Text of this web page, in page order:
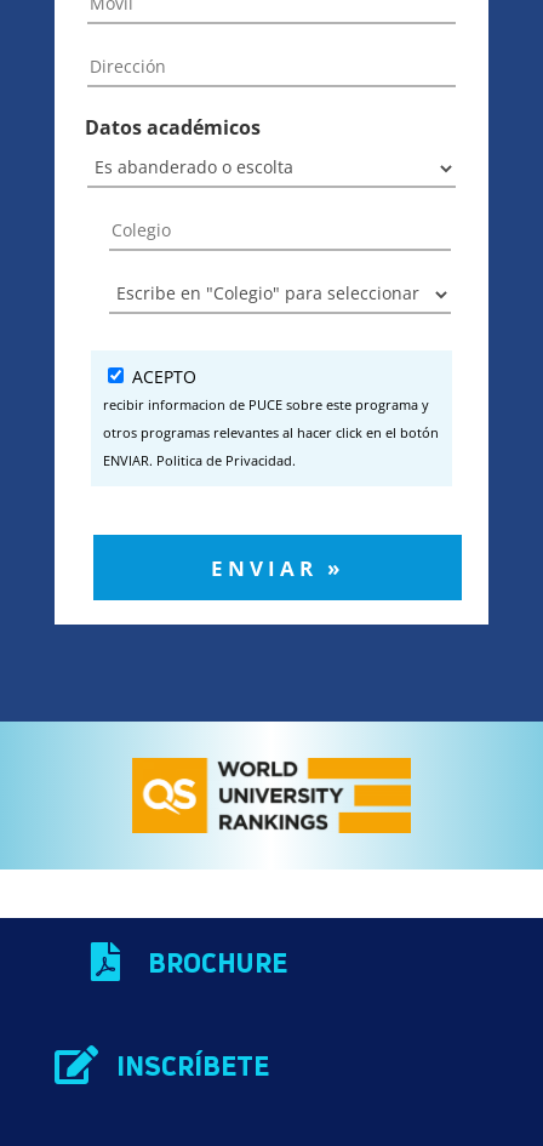
Datos académicos
ACEPTO
recibir informacion de PUCE sobre este programa y
otros programas relevantes al hacer click en el botón
ENVIAR. Politica de Privacidad.
ENVIAR »
 BROCHURE
 INSCRÍBETE